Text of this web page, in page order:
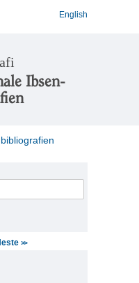
English
Ibsen-
>>